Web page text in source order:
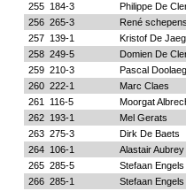
255
184-3
Philippe De
256 265-3
René
257
139-1
Kristof De
258 249-5
Domien De
259 210-3
Pascal
260 222-1
Marc Claes
261
116-5
Moorgat
262
193-1
Mel Gerats
263 275-3
Dirk De Baets
264
106-1
Alastair Aubrey
265 285-5
Stefaan Engels
266 285-1
Stefaan